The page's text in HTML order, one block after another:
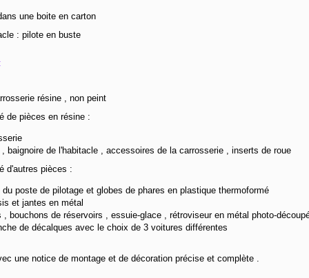
une boite en carton
: pilote en buste
résine , non peint
de pièces en résine :
baignoire de l'habitacle , accessoires de la carrosserie , inserts de roue
d'autres pièces :
poste de pilotage et globes de phares en plastique thermoformé
et jantes en métal
, bouchons de réservoirs , essuie-glace , rétroviseur en métal photo-
de décalques avec le choix de 3 voitures différentes
une notice de montage et de décoration précise et complète .